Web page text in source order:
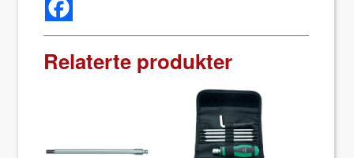
Relaterte produkter